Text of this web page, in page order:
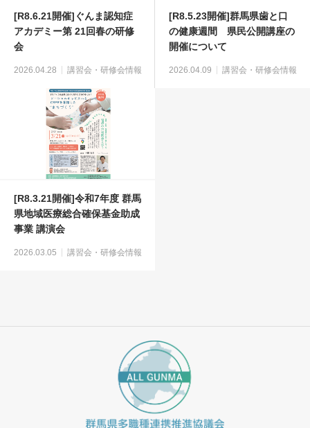
[R8.6.21開催]ぐんま認知症
アカデミー第 21回春の研修
会
2026.04.28 講習会・研修会情報
[R8.5.23開催]群馬県歯と口
の健康週間 県民公開講座の
開催について
2026.04.09 講習会・研修会情報
[R8.3.21開催]令和7年度 群馬
県地域医療総合確保基金助成
事業 講演会
2026.03.05 講習会・研修会情報